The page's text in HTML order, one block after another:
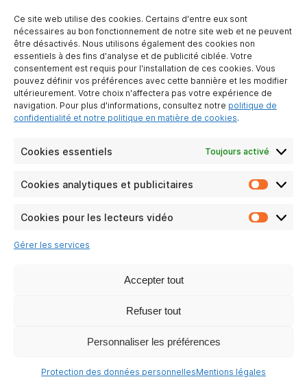
Ce site web utilise des cookies. Certains d'entre eux sont
nécessaires au bon fonctionnement de notre site web et ne peuvent
être désactivés. Nous utilisons également des cookies non
essentiels à des fins d'analyse et de publicité ciblée. Votre
consentement est requis pour l'installation de ces cookies. Vous
pouvez définir vos préférences avec cette bannière et les modifier
ultérieurement. Votre choix n'affectera pas votre expérience de
navigation. Pour plus d'informations, consultez notre politique de
confidentialité et notre politique en matière de cookies.
Cookies essentiels Toujours activé
Cookies analytiques et publicitaires
et
Cookies pour les lecteurs vidéo
Gérer les services
Accepter tout
Refuser tout
Personnaliser les préférences
Protection des données personnellesMentions légales
Temporis 180
Temporis 10
Voir les questions